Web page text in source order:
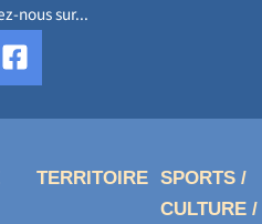
nous sur...
F
a
c
e
TERRITOIRE SPORTS /
CULTURE /